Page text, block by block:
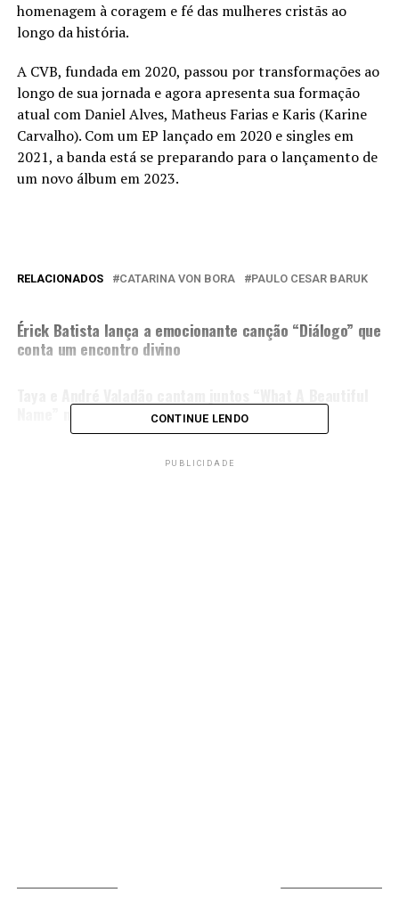
homenagem à coragem e fé das mulheres cristãs ao
longo da história.
A CVB, fundada em 2020, passou por transformações ao
longo de sua jornada e agora apresenta sua formação
atual com Daniel Alves, Matheus Farias e Karis (Karine
Carvalho). Com um EP lançado em 2020 e singles em
2021, a banda está se preparando para o lançamento de
um novo álbum em 2023.
RELACIONADOS CATARINA VON BORA PAULO CESAR BARUK
Érick Batista lança a emocionante canção “Diálogo” que
conta um encontro divino
Name” no Addition Financial Arena
CONTINUE LENDO
PUBLICIDADE